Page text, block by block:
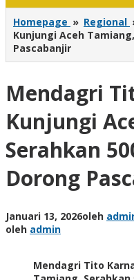
Homepage » Regional
Kunjungi Aceh
Pascabanjir
Mendagri
Kunjungi
Serahkan
Dorong
Januari 13, 2026oleh
oleh admin
Mendagri Tito